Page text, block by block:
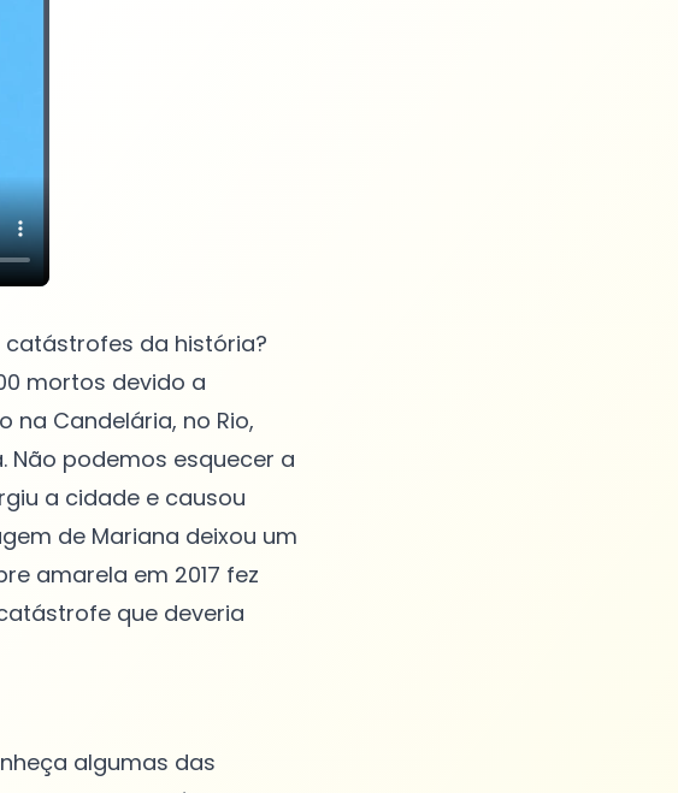
catástrofes da história?
mortos devido a
na Candelária, no Rio,
Não podemos esquecer a
a cidade e causou
de Mariana deixou um
amarela em 2017 fez
que deveria
algumas das